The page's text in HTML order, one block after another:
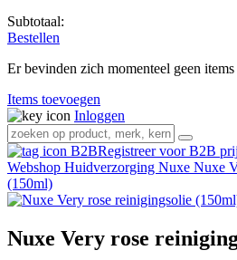
Subtotaal:
Bestellen
Er bevinden zich momenteel geen
Items toevoegen
Inloggen
Registreer voor B2B
Webshop Huidverzorging Nuxe Nuxe
(150ml)
Nuxe Very rose